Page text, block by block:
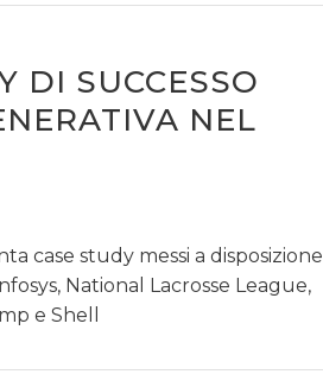
DI SUCCESSO
NEL
case study messi a disposizione
National Lacrosse League,
e Shell